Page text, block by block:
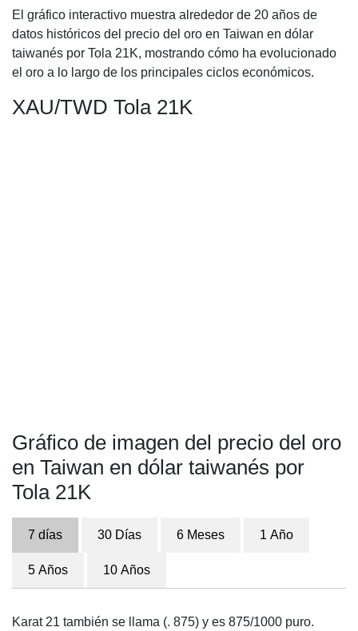
El gráfico interactivo muestra alrededor de 20 años de
datos históricos del precio del oro en Taiwan en dólar
taiwanés por Tola 21K, mostrando cómo ha evolucionado
el oro a lo largo de los principales ciclos económicos.
XAU/TWD Tola 21K
Gráfico de imagen del precio del oro
en Taiwan en dólar taiwanés por
Tola 21K
7 días 30 Días 6 Meses 1 Año
5 Años 10 Años
Karat 21 también se llama (. 875) y es 875/1000 puro.